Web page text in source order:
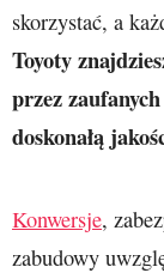
skorzystać, a
Toyoty
przez
doskonałą
Konwersje,
zabudowy